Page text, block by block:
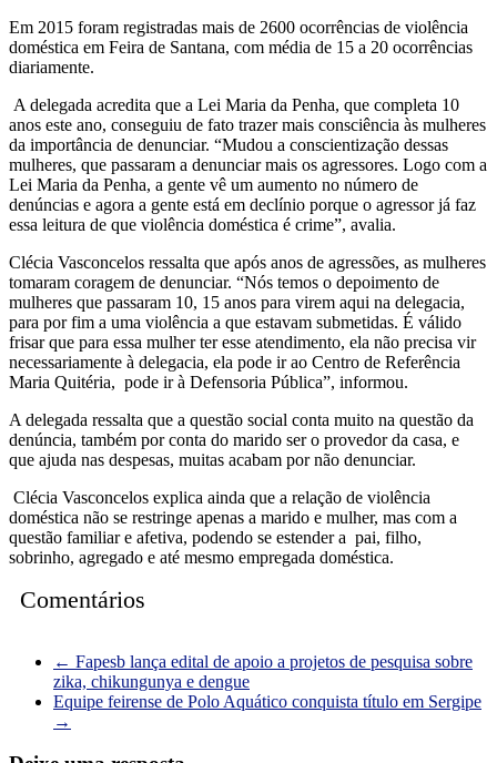
Em 2015 foram registradas mais de 2600 ocorrências de violência
doméstica em Feira de Santana, com média de 15 a 20 ocorrências
diariamente.
A delegada acredita que a Lei Maria da Penha, que completa 10
anos este ano, conseguiu de fato trazer mais consciência às mulheres
da importância de denunciar. “Mudou a conscientização dessas
mulheres, que passaram a denunciar mais os agressores. Logo com a
Lei Maria da Penha, a gente vê um aumento no número de
denúncias e agora a gente está em declínio porque o agressor já faz
essa leitura de que violência doméstica é crime”, avalia.
Clécia Vasconcelos ressalta que após anos de agressões, as mulheres
tomaram coragem de denunciar. “Nós temos o depoimento de
mulheres que passaram 10, 15 anos para virem aqui na delegacia,
para por fim a uma violência a que estavam submetidas. É válido
frisar que para essa mulher ter esse atendimento, ela não precisa vir
necessariamente à delegacia, ela pode ir ao Centro de Referência
Maria Quitéria, pode ir à Defensoria Pública”, informou.
A delegada ressalta que a questão social conta muito na questão da
denúncia, também por conta do marido ser o provedor da casa, e
que ajuda nas despesas, muitas acabam por não denunciar.
Clécia Vasconcelos explica ainda que a relação de violência
doméstica não se restringe apenas a marido e mulher, mas com a
questão familiar e afetiva, podendo se estender a pai, filho,
sobrinho, agregado e até mesmo empregada doméstica.
Comentários
← Fapesb lança edital de apoio a projetos de pesquisa sobre
zika, chikungunya e dengue
Equipe feirense de Polo Aquático conquista título em Sergipe
→